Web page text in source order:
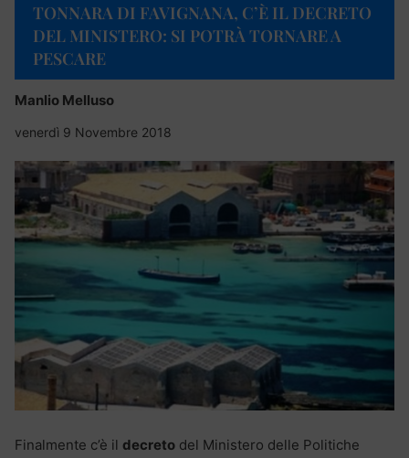
TONNARA DI FAVIGNANA, C’È IL DECRETO
DEL MINISTERO: SI POTRÀ TORNARE A
PESCARE
Manlio Melluso
venerdì 9 Novembre 2018
Finalmente c’è il decreto del Ministero delle Politiche